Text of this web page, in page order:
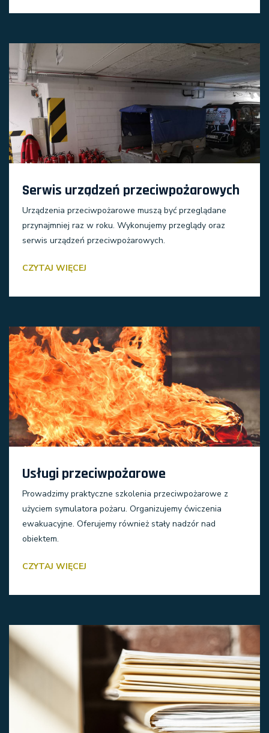
Serwis urządzeń przeciwpożarowych
Urządzenia przeciwpożarowe muszą być przeglądane
przynajmniej raz w roku. Wykonujemy przeglądy oraz
serwis urządzeń przeciwpożarowych.
CZYTAJ WIĘCEJ
Usługi przeciwpożarowe
Prowadzimy praktyczne szkolenia przeciwpożarowe z
użyciem symulatora pożaru. Organizujemy ćwiczenia
ewakuacyjne. Oferujemy również stały nadzór nad
obiektem.
CZYTAJ WIĘCEJ